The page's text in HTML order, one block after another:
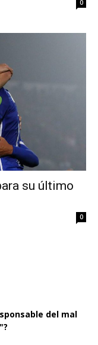
0
su último
0
del mal